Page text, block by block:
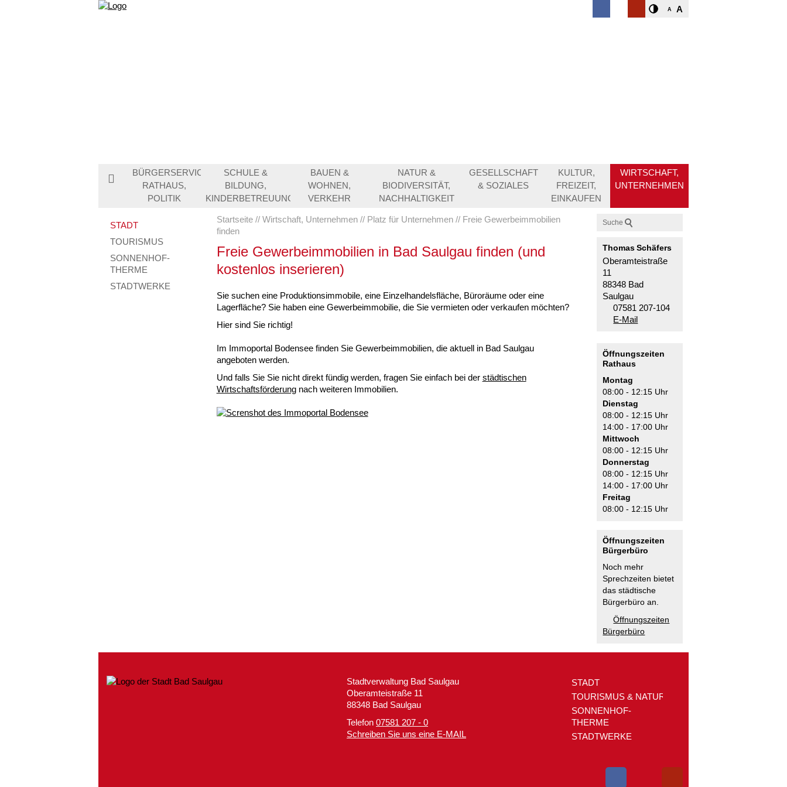
A A
BÜRGERSERVICE,
RATHAUS,
POLITIK
SCHULE &
BILDUNG,
KINDERBETREUUNG
BAUEN &
WOHNEN,
VERKEHR
NATUR &
BIODIVERSITÄT,
NACHHALTIGKEIT
GESELLSCHAFT
& SOZIALES
KULTUR,
FREIZEIT,
EINKAUFEN
WIRTSCHAFT,
UNTERNEHMEN
STADT
TOURISMUS
SONNENHOF-
THERME
STADTWERKE
Startseite Wirtschaft, Unternehmen Platz für Unternehmen
Freie Gewerbeimmobilien
finden
Freie Gewerbeimmobilien in Bad Saulgau finden (und
kostenlos inserieren)
Sie suchen eine Produktionsimmobile, eine Einzelhandelsfläche, Büroräume oder eine
Lagerfläche? Sie haben eine Gewerbeimmobilie, die Sie vermieten oder verkaufen möchten?
Hier sind Sie richtig!
Im Immoportal Bodensee finden Sie Gewerbeimmobilien, die aktuell in Bad Saulgau
angeboten werden.
Und falls Sie Sie nicht direkt fündig werden, fragen Sie einfach bei der städtischen
Wirtschaftsförderungnach weiteren Immobilien.
Suche
Thomas Schäfers
Oberamteistraße
11
88348 Bad
Saulgau
07581 207-104
E-Mail
Öffnungszeiten
Rathaus
Montag
08:00 - 12:15 Uhr
Dienstag
08:00 - 12:15 Uhr
14:00 - 17:00 Uhr
Mittwoch
08:00 - 12:15 Uhr
Donnerstag
08:00 - 12:15 Uhr
14:00 - 17:00 Uhr
Freitag
08:00 - 12:15 Uhr
Öffnungszeiten
Bürgerbüro
Noch mehr
Sprechzeiten bietet
das städtische
Bürgerbüro an.
Öffnungszeiten
Bürgerbüro
Stadtverwaltung Bad Saulgau
Oberamteistraße 11
88348 Bad Saulgau
Telefon 07581 207 - 0
Schreiben Sie uns eine E-MAIL
STADT
TOURISMUS & NATUR
SONNENHOF-
THERME
STADTWERKE